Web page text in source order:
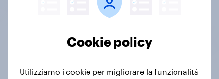
Analisi intuitiva
Cookie policy
Utilizziamo i cookie per migliorare la funzionalità